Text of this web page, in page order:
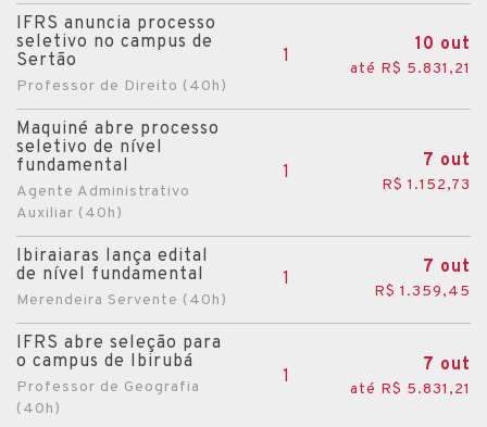
Canudos do Vale
Capão Bonito do Sul
Capão da Canoa
Capão do Cipó
Capão do Leão
Carazinho
Carlos Barbosa
Catuípe
Caxias do Sul
Centenário
Cerro Branco
Cerro Largo
IFRS anuncia processo
seletivo no campus de
Sertão
Professor de Direito (40h)
1
10 out
até R$ 5.831,21
Maquiné abre processo
seletivo de nível
fundamental
Agente Administrativo
Auxiliar (40h)
1
7 out
R$ 1.152,73
Ibiraiaras lança edital
de nível fundamental
Merendeira Servente (40h)
1
7 out
R$ 1.359,45
IFRS abre seleção para
o campus de Ibirubá
Professor de Geografia
(40h)
1
7 out
até R$ 5.831,21